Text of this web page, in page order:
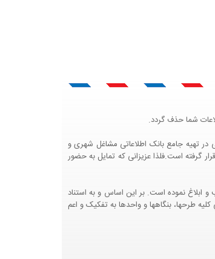
شما حذف گردد.
بازاریابی و کمک به جامعه بازاریابی و اقتصاد کشور عزیزمان این وب سایت را راه اندازی نموده و با تلاش و کوشش 4 ساله سعی در تهیه جامع بانک اطلاعاتی مشاغل شهری و
است.فلذا عزیزانی که تمایل به حضور
ت49016 ه مورخ 01/09/1393، آيين نامه اجرايي قانون انتشار و دسترسي آزاد به اطلاعات مصوب سال 1388 را تصويب و ابلاغ نموده است. بر اين اساس و به استناد
مبني بر اينکه اطلاعات عمومي کليه طرحها، بنگاهها و واحدها به تفکيک و اعم